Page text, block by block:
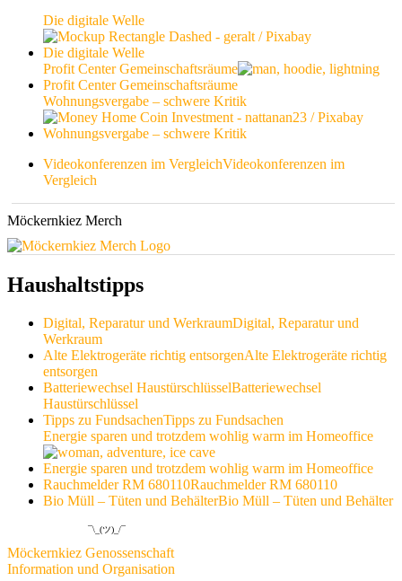
Die digitale Welle
Die digitale Welle
Profit Center Gemeinschaftsräume
Profit Center Gemeinschaftsräume
Wohnungsvergabe – schwere Kritik
Wohnungsvergabe – schwere Kritik
Videokonferenzen im VergleichVideokonferenzen im
Vergleich
Möckernkiez Merch
Haushaltstipps
Digital, Reparatur und WerkraumDigital, Reparatur und
Werkraum
Alte Elektrogeräte richtig entsorgenAlte Elektrogeräte richtig
entsorgen
Batteriewechsel HaustürschlüsselBatteriewechsel
Haustürschlüssel
Tipps zu FundsachenTipps zu Fundsachen
Energie sparen und trotzdem wohlig warm im Homeoffice
Energie sparen und trotzdem wohlig warm im Homeoffice
Rauchmelder RM 680110Rauchmelder RM 680110
Bio Müll – Tüten und BehälterBio Müll – Tüten und Behälter
¯\_(ツ)_/¯
Möckernkiez Genossenschaft
Information und Organisation